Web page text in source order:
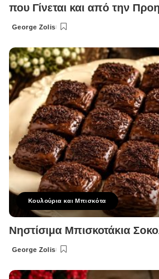
που Γίνεται και από την
Posted
George Zolis
Κουλούρια και Μπισκότα
Νηστίσιμα Μπισκοτάκια
Posted
George Zolis